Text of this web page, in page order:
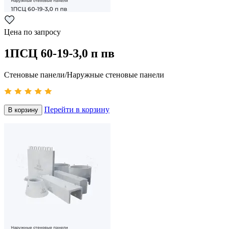
Цена по запросу
1ПСЦ 60-19-3,0 п пв
Стеновые панели/Наружные стеновые панели
В корзину Перейти в корзину